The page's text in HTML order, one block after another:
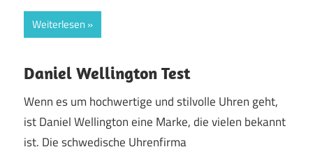
Weiterlesen
Daniel Wellington Test
Wenn es um hochwertige und stilvolle Uhren geht,
ist Daniel Wellington eine Marke, die vielen bekannt
ist. Die schwedische Uhrenfirma